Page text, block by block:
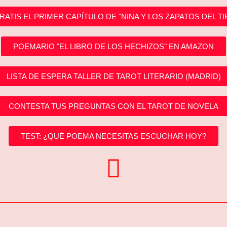
EL PRIMER CAPÍTULO DE "NINA Y LOS ZAPATOS DEL
POEMARIO "EL LIBRO DE LOS HECHIZOS" EN AMAZON
LISTA DE ESPERA TALLER DE TAROT LITERARIO (MADRID)
CONTESTA TUS PREGUNTAS CON EL TAROT DE NOVELA
TEST: ¿QUÉ POEMA NECESITAS ESCUCHAR HOY?